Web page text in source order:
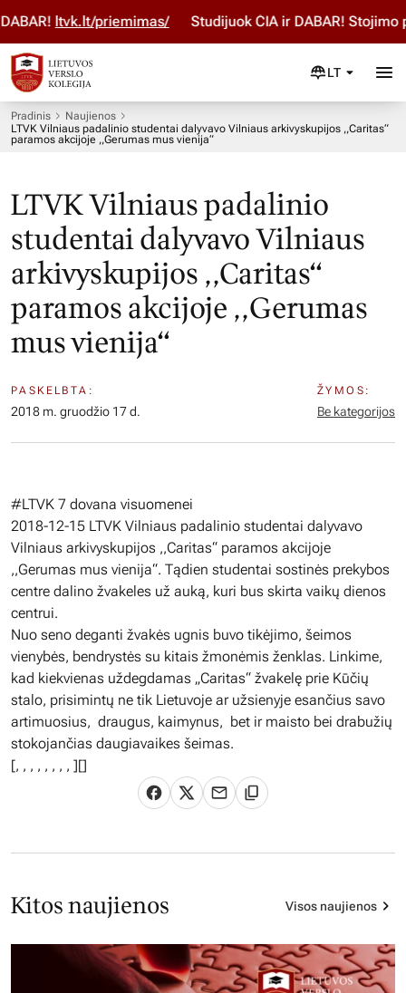
ltvk.lt/priemimas/ Studijuok ČIA ir DABAR! Stojimo
LT
Pradinis
Naujienos
LTVK Vilniaus padalinio studentai dalyvavo Vilniaus arkivyskupijos ,,Caritas“
paramos akcijoje ,,Gerumas mus vienija“
LTVK Vilniaus padalinio
studentai dalyvavo Vilniaus
arkivyskupijos ,,Caritas“
paramos akcijoje ,,Gerumas
mus vienija“
PASKELBTA:
2018 m. gruodžio 17 d.
ŽYMOS:
Be kategorijos
#LTVK 7 dovana visuomenei
2018-12-15 LTVK Vilniaus padalinio studentai dalyvavo
Vilniaus arkivyskupijos ,,Caritas“ paramos akcijoje
,,Gerumas mus vienija“. Tądien studentai sostinės prekybos
centre dalino žvakeles už auką, kuri bus skirta vaikų dienos
centrui.
Nuo seno deganti žvakės ugnis buvo tikėjimo, šeimos
vienybės, bendrystės su kitais žmonėmis ženklas. Linkime,
kad kiekvienas uždegdamas „Caritas“ žvakelę prie Kūčių
stalo, prisimintų ne tik Lietuvoje ar užsienyje esančius savo
artimuosius, draugus, kaimynus, bet ir maisto bei drabužių
stokojančias daugiavaikes šeimas.
[, , , , , , , , ][]
Kitos naujienos Visos naujienos